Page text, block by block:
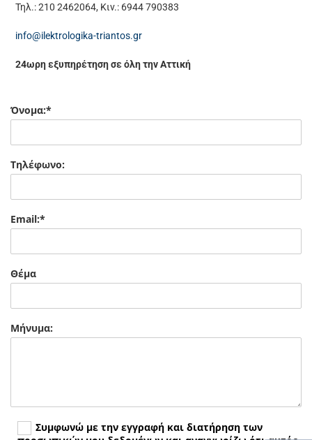
Τηλ.:210 2462064, Κιν.: 6944 790383
info@ilektrologika-triantos.gr
24ωρη εξυπηρέτηση σε όλη την Αττική
Όνομα:*
Τηλέφωνο:
Email:*
Θέμα
Μήνυμα:
Συμφωνώ με την εγγραφή και διατήρηση των